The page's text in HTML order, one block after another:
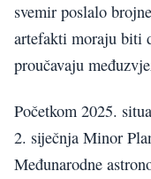
svemir poslalo
artefakti moraju biti
proučavaju
Početkom 2025.
2. siječnja Minor
Međunarodne